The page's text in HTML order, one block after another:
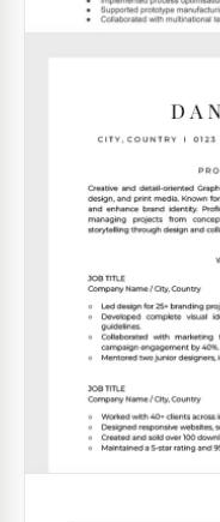
Strukturierte
Dieses
Lebensläufe ist für
saubere und
suchen.